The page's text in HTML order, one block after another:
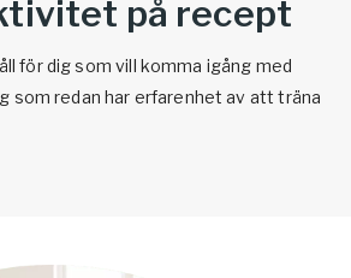
Health & Care
förskrivare och sjukvården
på recept
för dig som vill komma igång med
som redan har erfarenhet av att träna